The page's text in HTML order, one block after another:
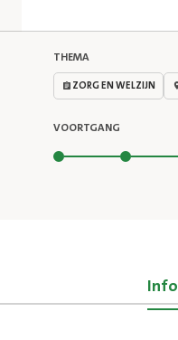
THEMA
ZORG EN WELZIJN
VOORTGANG
Info